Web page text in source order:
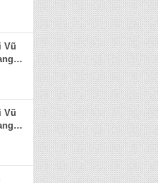
Vũ
Vũ